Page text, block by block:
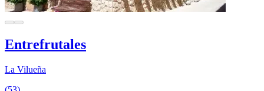
Entrefrutales
La Vilueña